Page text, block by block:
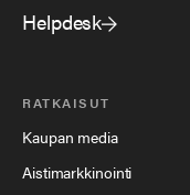
Helpdesk
RATKAISUT
Kaupan media
Aistimarkkinointi